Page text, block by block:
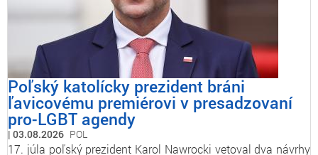
Poľský katolícky prezident bráni
ľavicovému premiérovi v presadzovaní
pro-LGBT agendy
03.08.2026 POL
17. júla poľský prezident Karol Nawrocki vetoval dva návrhy